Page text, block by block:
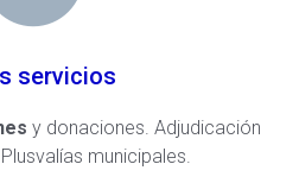
servicios
y donaciones. Adjudicación
municipales.